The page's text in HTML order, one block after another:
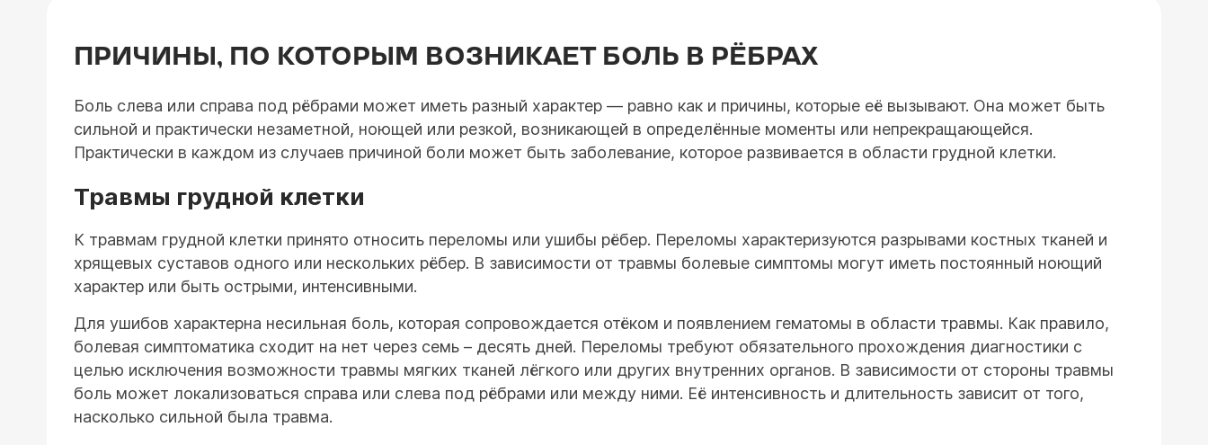
ПРИЧИНЫ, ПО КОТОРЫМ ВОЗНИКАЕТ БОЛЬ В РЁБРАХ
Боль слева или справа под рёбрами может иметь разный характер — равно как и причины, которые её вызывают. Она может быть
сильной и практически незаметной, ноющей или резкой, возникающей в определённые моменты или непрекращающейся.
Практически в каждом из случаев причиной боли может быть заболевание, которое развивается в области грудной клетки.
Травмы грудной клетки
К травмам грудной клетки принято относить переломы или ушибы рёбер. Переломы характеризуются разрывами костных тканей и
хрящевых суставов одного или нескольких рёбер. В зависимости от травмы болевые симптомы могут иметь постоянный ноющий
характер или быть острыми, интенсивными.
Для ушибов характерна несильная боль, которая сопровождается отёком и появлением гематомы в области травмы. Как правило,
болевая симптоматика сходит на нет через семь – десять дней. Переломы требуют обязательного прохождения диагностики с
целью исключения возможности травмы мягких тканей лёгкого или других внутренних органов. В зависимости от стороны травмы
боль может локализоваться справа или слева под рёбрами или между ними. Её интенсивность и длительность зависит от того,
насколько сильной была травма.